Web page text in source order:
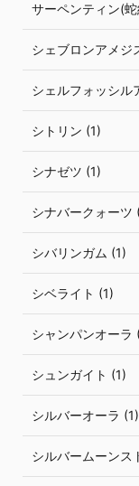
サーペンティン(
シェブロンアメジ
シェルフォッシル
シトリン (1)
シナゼツ (1)
シナバークォーツ
シバリンガム (1)
シベライト (1)
シャンパンオーラ
シュンガイト (1)
シルバーオーラ (1)
シルバームーンス